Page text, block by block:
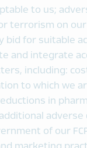
to us;
terrorism on
bid for suitable
and integrate
including:
to which we
in
adverse
of our